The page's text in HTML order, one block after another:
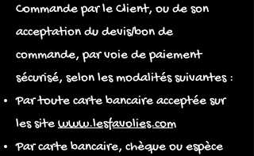
Commande par le Client, ou de son
acceptation du devis/bon de
commande, par voie de paiement
sécurisé, selon les modalités suivantes :
Par toute carte bancaire acceptée sur
les site www.lesfavolies.com
Par carte bancaire, chèque ou espèce